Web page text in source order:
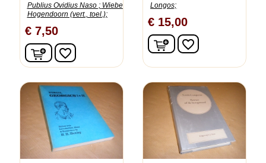
Publius Ovidius Naso ; Wiebe
Hogendoorn (vert., toel.);
€ 7,50
In winkelwagen
favorite_border
Longos;
€ 15,00
In winkelwagen
favorite_border